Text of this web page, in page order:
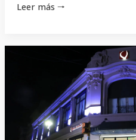
Leer más 🠒